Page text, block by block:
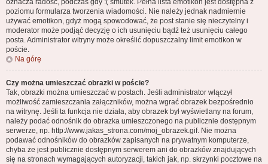
oznacza radość, podczas gdy :( smutek. Pełna lista emotikon jest dostępna z
poziomu formularza tworzenia wiadomości. Nie należy jednak nadmiernie
używać emotikon, gdyż mogą spowodować, że post stanie się nieczytelny i
moderator może podjąć decyzję o ich usunięciu bądź też usunięciu całego
posta. Administrator witryny może określić dopuszczalny limit emotikon w
poście.
Na górę
Czy można umieszczać obrazki w poście?
Tak, obrazki można umieszczać w postach. Jeśli administrator włączył
możliwość zamieszczania załączników, można wgrać obrazek bezpośrednio
na witrynę. Jeśli ta funkcja nie działa, aby obrazek był wyświetlany na forum,
należy podać odnośnik do obrazka umieszczonego na publicznie dostępnym
serwerze, np. http://www.jakas_strona.com/moj_obrazek.gif. Nie można
podawać odnośników do obrazków zapisanych na prywatnym komputerze,
chyba że jest publicznie dostępnym serwerem ani do obrazków znajdujących
się na stronach wymagających autoryzacji, takich jak, np. skrzynki pocztowe na